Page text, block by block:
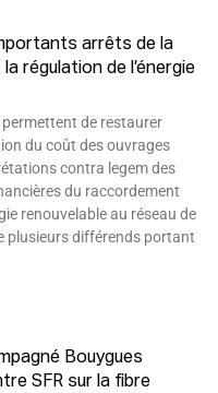
arrêts de la
régulation de l’énergie
de restaurer
du coût des ouvrages
contra legem des
du raccordement
renouvelable au réseau de
plusieurs différends portant
Bouygues
SFR sur la fibre